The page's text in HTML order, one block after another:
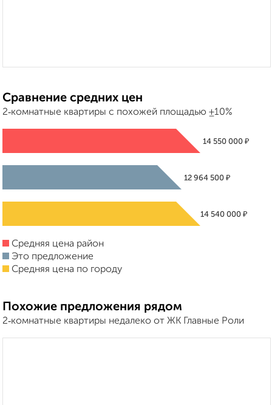
Сравнение средних цен
2‑комнатные квартиры с похожей площадью ±10%
14 550 000 ₽
12 964 500₽
14 540 000 ₽
Средняя цена район
Это предложение
Средняя цена по городу
Похожие предложения рядом
2‑комнатные квартиры недалеко от ЖК Главные Роли